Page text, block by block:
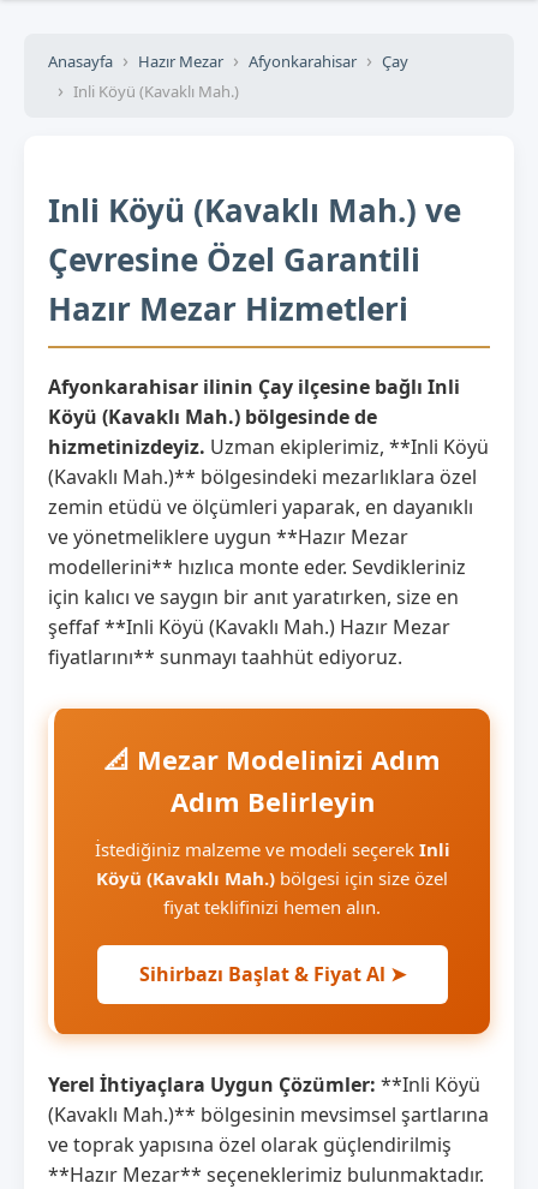
Anasayfa Hazır Mezar Afyonkarahisar
Çay
Inli Köyü (Kavaklı Mah.)
Inli Köyü (Kavaklı Mah.) ve
Çevresine Özel Garantili
Hazır Mezar Hizmetleri
Afyonkarahisar ilinin Çay ilçesine bağlı Inli
Köyü (Kavaklı Mah.) bölgesinde de
hizmetinizdeyiz. Uzman ekiplerimiz, **Inli Köyü
(Kavaklı Mah.)** bölgesindeki mezarlıklara özel
zemin etüdü ve ölçümleri yaparak, en dayanıklı
ve yönetmeliklere uygun **Hazır Mezar
modellerini** hızlıca monte eder. Sevdikleriniz
için kalıcı ve saygın bir anıt yaratırken, size en
şeffaf **Inli Köyü (Kavaklı Mah.) Hazır Mezar
fiyatlarını** sunmayı taahhüt ediyoruz.
📐 Mezar Modelinizi Adım
Adım Belirleyin
İstediğiniz malzeme ve modeli seçerek Inli
Köyü (Kavaklı Mah.) bölgesi için size özel
fiyat teklifinizi hemen alın.
Sihirbazı Başlat & Fiyat Al ➤
Yerel İhtiyaçlara Uygun Çözümler: **Inli Köyü
(Kavaklı Mah.)** bölgesinin mevsimsel şartlarına
ve toprak yapısına özel olarak güçlendirilmiş
**Hazır Mezar** seçeneklerimiz bulunmaktadır.